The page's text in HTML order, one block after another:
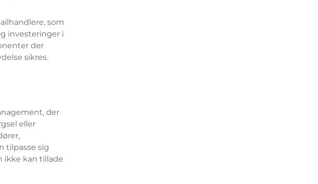
som
investeringer i
der
sikres.
der
eller
tilpasse sig
ikke kan tillade